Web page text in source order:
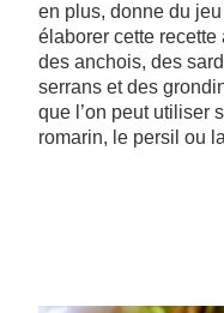
en plus, donne du
élaborer cette recette
des anchois, des
serrans et des
que l’on peut utiliser
romarin, le persil ou